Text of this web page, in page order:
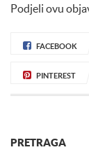
Podjeli ovu
FACEBOOK
PINTEREST
PRETRAGA